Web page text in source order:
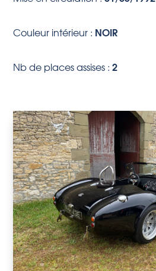
Couleur intérieur : NOIR
Nb de places assises :2